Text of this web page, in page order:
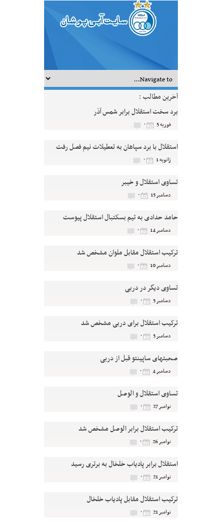
آخرین مطالب :
برد سخت استقلال برابر شمس آذر
فوریه 5 ۰
استقلال با برد سپاهان به تعطیلات نیم فصل رفت
ژانویه 1 ۰
تساوی استقلال و خیبر
دسامبر 15 ۰
حامد حدادی به تیم بسکتبال استقلال پیوست
دسامبر 14 ۰
ترکیب استقلال مقابل ملوان مشخص شد
دسامبر 10 ۰
تساوی دیگر در دربی
دسامبر 5 ۰
ترکیب استقلال برای دربی مشخص شد
دسامبر 5 ۰
صحبتهای ساپینتو قبل از دربی
دسامبر 4 ۰
تساوی استقلال و الوصل
نوامبر 27 ۰
ترکیب استقلال برابر الوصل مشخص شد
نوامبر 26 ۰
استقلال برابر پادیاب خلخال به برتری رسید
نوامبر 21 ۰
ترکیب استقلال مقابل پادیاب خلخال
نوامبر 21 ۰